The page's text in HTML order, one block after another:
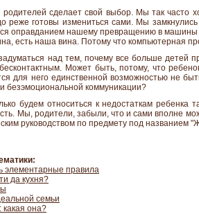
родителей сделает свой выбор. Мы так часто
реже готовы измениться сами. Мы
оправданием нашему превращению в машины
есть наша вина. Потому что компьютерная
над тем, почему все больше детей
Может быть, потому, что
для него единственной возможностью не
безэмоциональной коммуникации?
будем относиться к недостаткам ребенка
Мы, родители, забыли, что и сами вполне
руководством по предмету под названием
элементарные правила
да кухня?
семьи
какая она?